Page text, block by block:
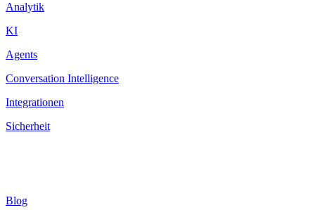
Analytik
KI
Agents
Conversation Intelligence
Integrationen
Sicherheit
Blog